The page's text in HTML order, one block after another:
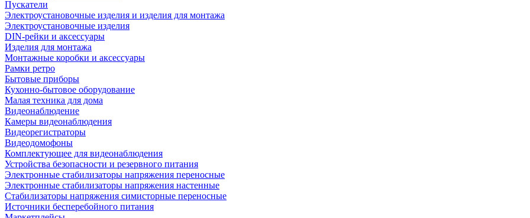
Пускатели
Электроустановочные изделия и изделия для монтажа
Электроустановочные изделия
DIN-рейки и аксессуары
Изделия для монтажа
Монтажные коробки и аксессуары
Рамки ретро
Бытовые приборы
Кухонно-бытовое оборудование
Малая техника для дома
Видеонаблюдение
Камеры видеонаблюдения
Видеорегистраторы
Видеодомофоны
Комплектующее для видеонаблюдения
Устройства безопасности и резервного питания
Электронные стабилизаторы напряжения переносные
Электронные стабилизаторы напряжения настенные
Стабилизаторы напряжения симисторные переносные
Источники бесперебойного питания